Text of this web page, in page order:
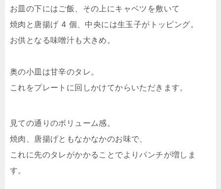
お皿の下にはご飯、その上にキャベツを敷いて
焼肉と唐揚げ 4 個、中央には生玉子がトッピング。
お供となる味噌汁も大きめ。
奥の小皿は甘辛のタレ。
これをプレートに回しかけてからいただきます。
見ての通りのボリューム感。
焼肉、唐揚げともなかなかのお味で、
これに先のタレがかかることでよりパンチが増しま
す。